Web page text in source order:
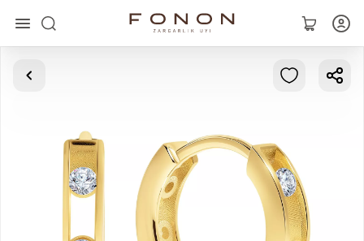
Asosiy
Uzuklar